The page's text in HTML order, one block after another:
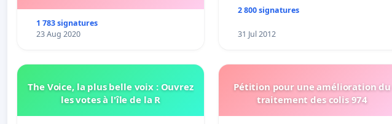
1 783 signatures
23 Aug 2020
2 800 signatures
31 Jul 2012
The Voice, la plus belle voix : Ouvrez
les votes à l'île de la R
Pétition pour une amélioration du
traitement des colis 974